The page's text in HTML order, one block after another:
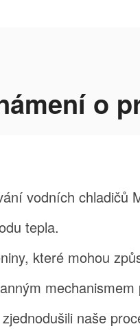
o
vodních chladičů
tepla.
které mohou
naše